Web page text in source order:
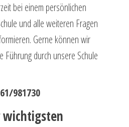
bei einem persönlichen
und alle weiteren Fragen
Gerne können wir
Führung durch unsere Schule
981730
wichtigsten